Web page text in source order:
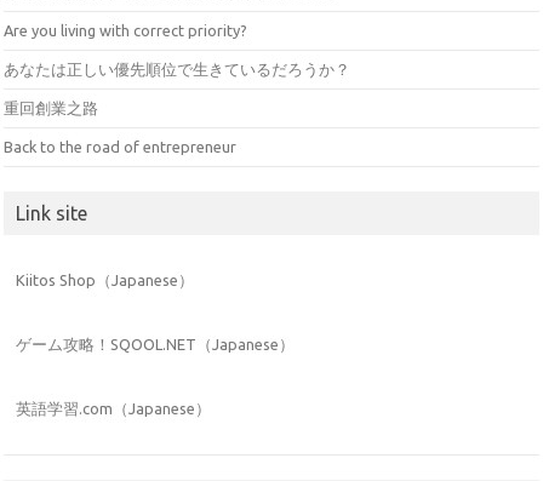
Are you living with correct priority?
あなたは正しい優先順位で生きているだろうか？
重回創業之路
Back to the road of entrepreneur
Link site
Kiitos Shop（Japanese）
ゲーム攻略！SQOOL.NET（Japanese）
英語学習.com（Japanese）